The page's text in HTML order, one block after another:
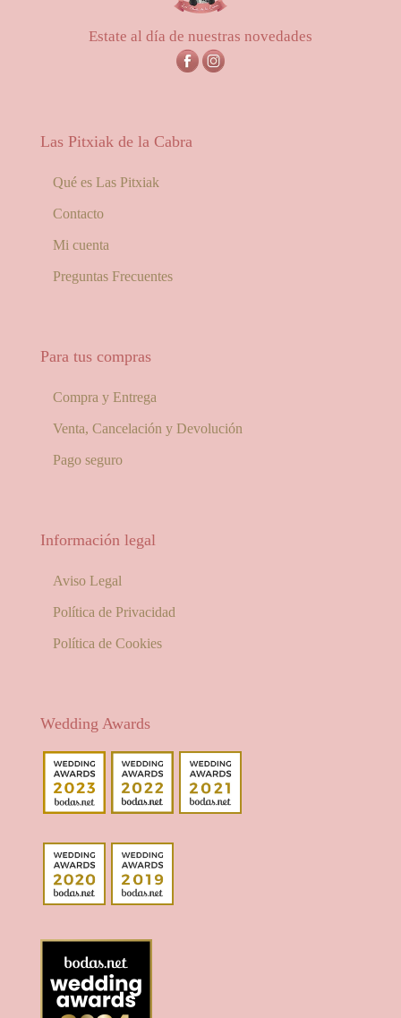
Estate al día de nuestras novedades
Las Pitxiak de la Cabra
Qué es Las Pitxiak
Contacto
Mi cuenta
Preguntas Frecuentes
Para tus compras
Compra y Entrega
Venta, Cancelación y Devolución
Pago seguro
Información legal
Aviso Legal
Política de Privacidad
Política de Cookies
Wedding Awards